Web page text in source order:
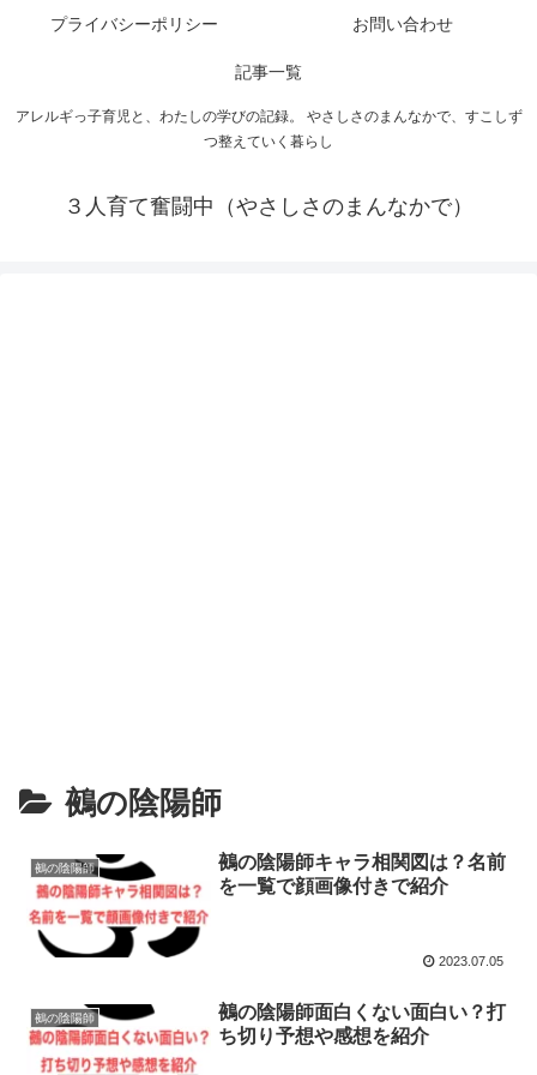
アレルギっ子育児と、わたしの学びの記録。 やさしさのまんなかで、すこしず
つ整えていく暮らし
３人育て奮闘中（やさしさのまんなかで）
プライバシーポリシー お問い合わせ
記事一覧
鵺の陰陽師
鵺の陰陽師
鵺の陰陽師キャラ相関図は？名前
を一覧で顔画像付きで紹介
2023.07.05
鵺の陰陽師
鵺の陰陽師面白くない面白い？打
ち切り予想や感想を紹介